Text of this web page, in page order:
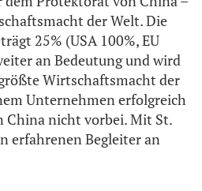
der Welt. Die
25% (USA 100%, EU
an Bedeutung und wird
Wirtschaftsmacht der
Unternehmen erfolgreich
China nicht vorbei. Mit St.
erfahrenen Begleiter an